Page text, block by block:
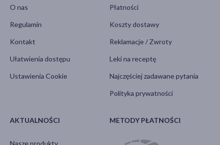
O nas
Regulamin
Kontakt
Ułatwienia dostępu
Ustawienia Cookie
Płatności
Koszty dostawy
Reklamacje / Zwroty
Leki na receptę
Najczęściej zadawane pytania
Polityka prywatności
AKTUALNOŚCI
Nasze produkty
METODY PŁATNOŚCI